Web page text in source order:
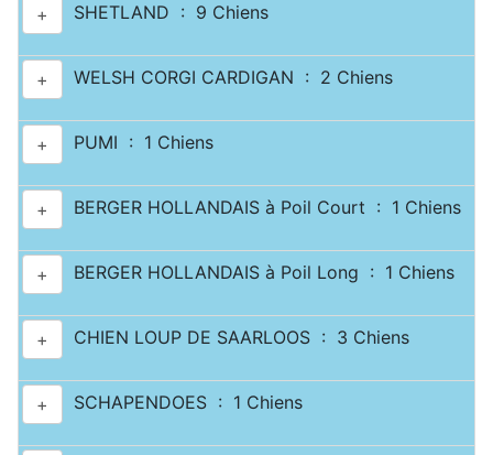
+ SHETLAND : 9 Chiens
+ WELSH CORGI CARDIGAN : 2 Chiens
+ PUMI : 1 Chiens
+ BERGER HOLLANDAIS à Poil Court : 1 Chiens
+ BERGER HOLLANDAIS à Poil Long : 1 Chiens
+ CHIEN LOUP DE SAARLOOS : 3 Chiens
+ SCHAPENDOES : 1 Chiens